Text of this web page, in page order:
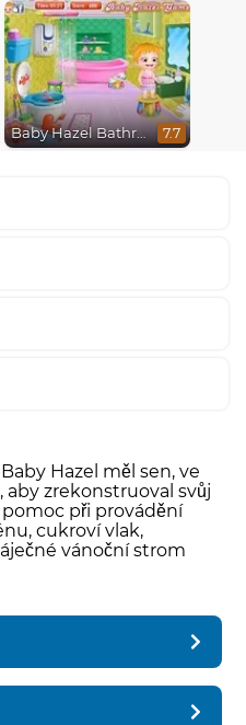
Baby Hazel Bathroom Hygiene 7.7
Hazel měl sen, ve
zrekonstruoval svůj
při provádění
cukroví vlak,
vánoční strom